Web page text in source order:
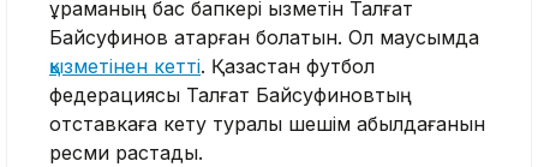
құраманың бас бапкері қызметін Талғат
Байсуфинов атқарған болатын. Ол маусымда
қызметінен кетті. Қазақстан футбол
федерациясы Талғат Байсуфиновтың
отставкаға кету туралы шешім қабылдағанын
ресми растады.